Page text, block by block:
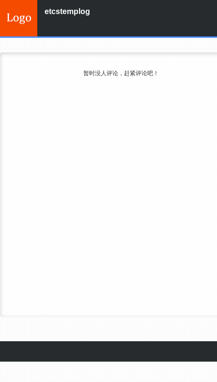
etcstemplog
暂时没人评论，赶紧评论吧！